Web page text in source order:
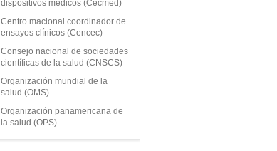
dispositivos médicos (Cecmed)
Centro macional coordinador de
ensayos clínicos (Cencec)
Consejo nacional de sociedades
científicas de la salud (CNSCS)
Organización mundial de la
salud (OMS)
Organización panamericana de
la salud (OPS)